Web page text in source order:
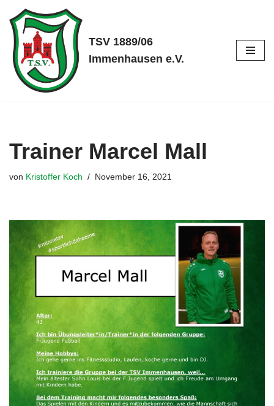
Zum
Inhalt
springen
TSV 1889/06
Immenhausen e.V.
Trainer Marcel Mall
von Kristoffer Koch November 16, 2021